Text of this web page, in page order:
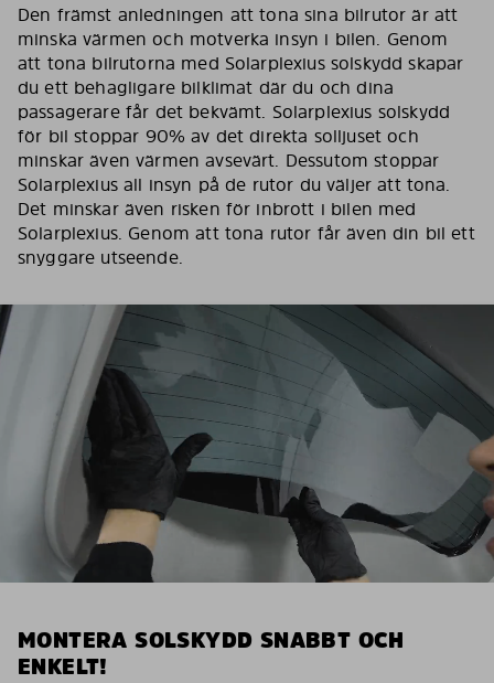
Den främst anledningen att tona sina bilrutor är att
minska värmen och motverka insyn i bilen. Genom
att tona bilrutorna med Solarplexius solskydd skapar
du ett behagligare bilklimat där du och dina
passagerare får det bekvämt. Solarplexius solskydd
för bil stoppar 90% av det direkta solljuset och
minskar även värmen avsevärt. Dessutom stoppar
Solarplexius all insyn på de rutor du väljer att tona.
Det minskar även risken för inbrott i bilen med
Solarplexius. Genom att tona rutor får även din bil ett
snyggare utseende.
MONTERA SOLSKYDD SNABBT OCH
ENKELT!